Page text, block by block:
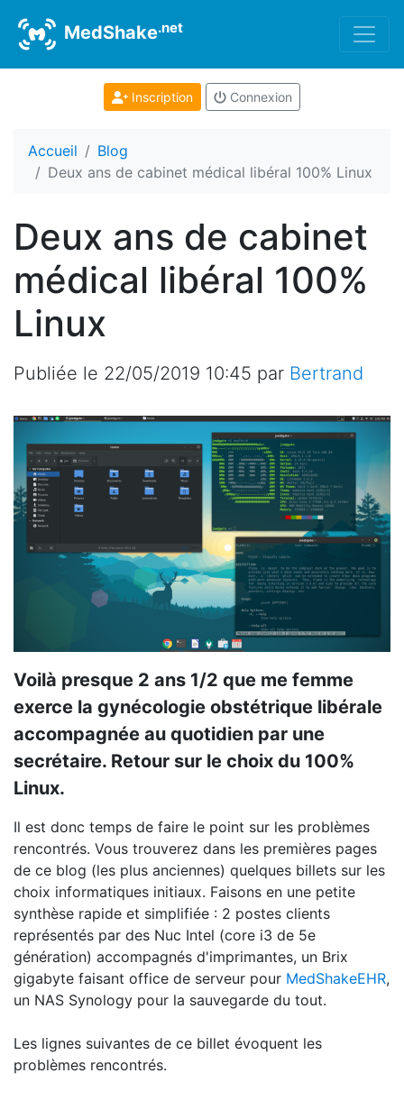
MedShake.net
Inscription Connexion
Accueil
Blog
Deux ans de cabinet médical libéral 100% Linux
Deux ans de cabinet
médical libéral 100%
Linux
Publiée le 22/05/2019 10:45 par Bertrand
Voilà presque 2 ans 1/2 que me femme
exerce la gynécologie obstétrique libérale
accompagnée au quotidien par une
secrétaire. Retour sur le choix du 100%
Linux.
Il est donc temps de faire le point sur les problèmes
rencontrés. Vous trouverez dans les premières pages
de ce blog (les plus anciennes) quelques billets sur les
choix informatiques initiaux. Faisons en une petite
synthèse rapide et simplifiée : 2 postes clients
représentés par des Nuc Intel (core i3 de 5e
génération) accompagnés d'imprimantes, un Brix
gigabyte faisant office de serveur pour MedShakeEHR,
un NAS Synology pour la sauvegarde du tout.
Les lignes suivantes de ce billet évoquent les
problèmes rencontrés.